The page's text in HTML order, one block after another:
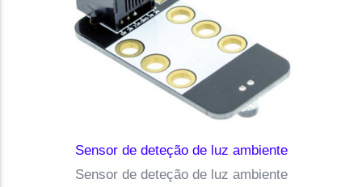
Sensor de deteção de luz ambiente
Sensor de deteção de luz ambiente